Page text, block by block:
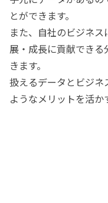
とができます。
また、自社のビジネ
展・成長に貢献でき
きます。
扱えるデータとビジ
ようなメリットを活か